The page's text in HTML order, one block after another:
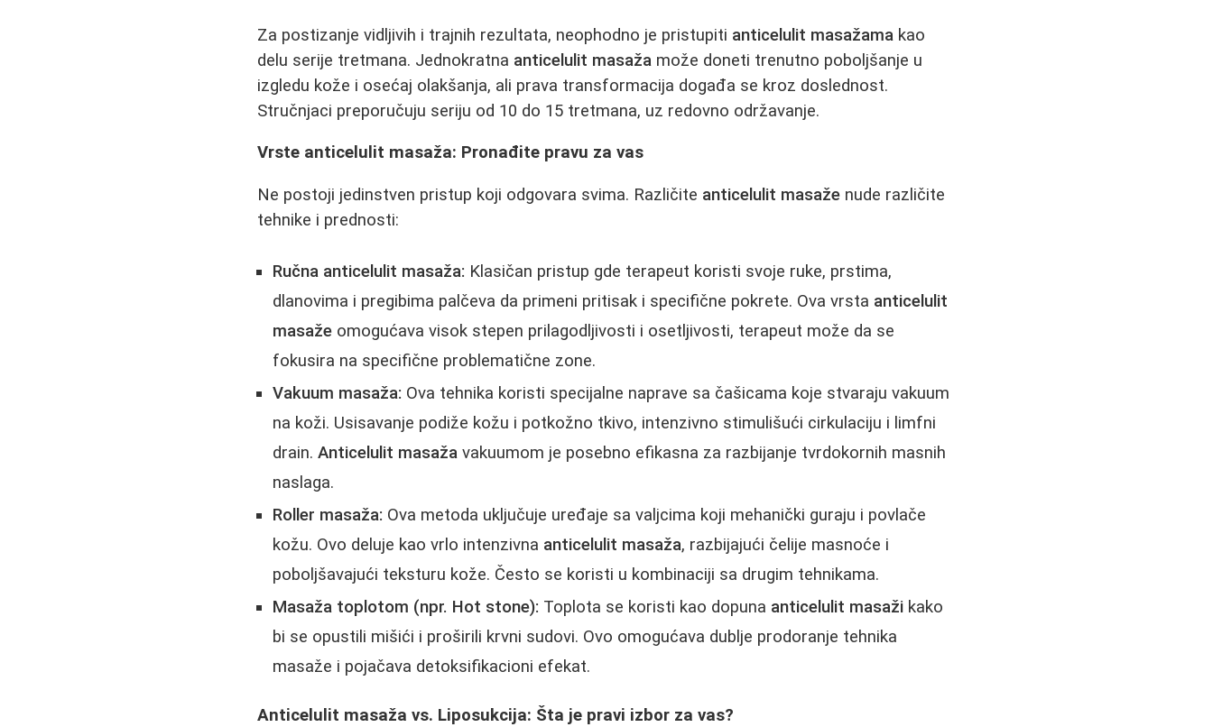
Za postizanje vidljivih i trajnih rezultata, neophodno je pristupiti anticelulit masažama kao
delu serije tretmana. Jednokratna anticelulit masaža može doneti trenutno poboljšanje u
izgledu kože i osećaj olakšanja, ali prava transformacija događa se kroz doslednost.
Stručnjaci preporučuju seriju od 10 do 15 tretmana, uz redovno održavanje.
Vrste anticelulit masaža: Pronađite pravu za vas
Ne postoji jedinstven pristup koji odgovara svima. Različite anticelulit masaže nude različite
tehnike i prednosti:
Ručna anticelulit masaža: Klasičan pristup gde terapeut koristi svoje ruke, prstima,
dlanovima i pregibima palčeva da primeni pritisak i specifične pokrete. Ova vrsta anticelulit
masaže omogućava visok stepen prilagodljivosti i osetljivosti, terapeut može da se
fokusira na specifične problematične zone.
Vakuum masaža: Ova tehnika koristi specijalne naprave sa čašicama koje stvaraju vakuum
na koži. Usisavanje podiže kožu i potkožno tkivo, intenzivno stimulišući cirkulaciju i limfni
drain.Anticelulit masaža vakuumom je posebno efikasna za razbijanje tvrdokornih masnih
naslaga.
Roller masaža: Ova metoda uključuje uređaje sa valjcima koji mehanički guraju i povlače
kožu. Ovo deluje kao vrlo intenzivna anticelulit masaža, razbijajući čelije masnoće i
poboljšavajući teksturu kože. Često se koristi u kombinaciji sa drugim tehnikama.
Masaža toplotom (npr. Hot stone): Toplota se koristi kao dopuna anticelulit masaži kako
bi se opustili mišići i proširili krvni sudovi. Ovo omogućava dublje prodoranje tehnika
masaže i pojačava detoksifikacioni efekat.
Anticelulit masaža vs. Liposukcija: Šta je pravi izbor za vas?